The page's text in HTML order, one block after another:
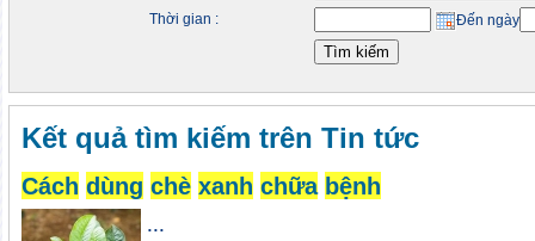
Thời gian :
Đến ngày
Kết quả tìm kiếm trên Tin tức
Cách dùng chè xanh chữa bệnh
...